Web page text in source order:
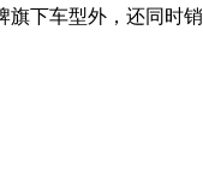
下车型外，还同时